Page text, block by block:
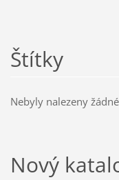
Štítky
Nebyly nalezeny
Nový